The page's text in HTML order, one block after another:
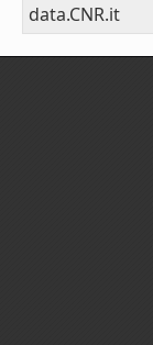
data.CNR.it